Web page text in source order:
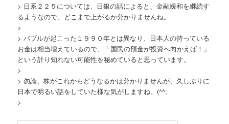
> 日系２２５については、日銀の話によると、金融緩和を継続す
るようなので、どこまで上がるか分かりませんね。
>
> バブルが起こった１９９０年とは異なり、日本人の持っている
お金は相当増えているので、「国民の預金が投資へ向かえば！」
という計り知れない可能性を秘めていると思っています。
>
> 勿論、株がこれからどうなるかは分かりませんが、久しぶりに
日本で明るい話をしていた様な気がしますね。(^^;
>